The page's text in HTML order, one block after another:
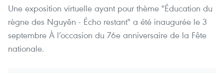
Une exposition virtuelle ayant pour thème "Éducation du
règne des Nguyên - Écho restant" a été inaugurée le 3
septembre À l’occasion du 76e anniversaire de la Fête
nationale.